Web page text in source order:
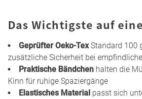
Das Wichtigste auf
Geprüfter Oeko-TexStandard 100
zusätzliche Sicherheit bei
Praktische Bändchen halten die
Kinn für ruhige Spaziergänge
Elastisches Material passt sich